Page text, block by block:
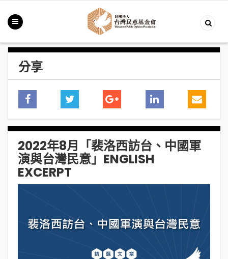
分享
2022年8月「裴洛西訪台、中國軍
演與台灣民意」ENGLISH
EXCERPT